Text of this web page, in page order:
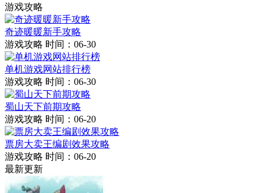
游戏攻略
奇迹暖暖新手攻略
游戏攻略 时间：06-30
单机游戏网站排行榜
游戏攻略 时间：06-30
蜀山天下前期攻略
游戏攻略 时间：06-20
票房大卖王编剧效果攻略
游戏攻略 时间：06-20
最新更新